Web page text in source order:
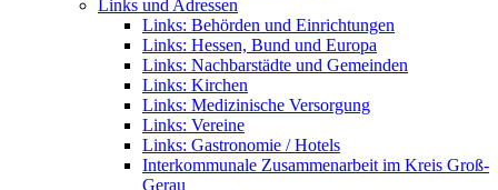
Links und Adressen
Links: Behörden und Einrichtungen
Links: Hessen, Bund und Europa
Links: Nachbarstädte und Gemeinden
Links: Kirchen
Links: Medizinische Versorgung
Links: Vereine
Links: Gastronomie / Hotels
Interkommunale Zusammenarbeit im Kreis Groß-
Gerau